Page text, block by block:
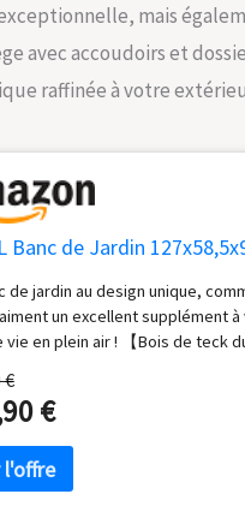
mais
avec accoudoirs et
raffinée à votre
Banc de Jardin
de jardin au design unique,
un excellent supplément
vie en plein air ! 【Bois de teck
pour lui donner un
solidité exceptionnelle et sa
confortable :】 le siège
une expérience d'assise
et exquis du banc apportera
€
€